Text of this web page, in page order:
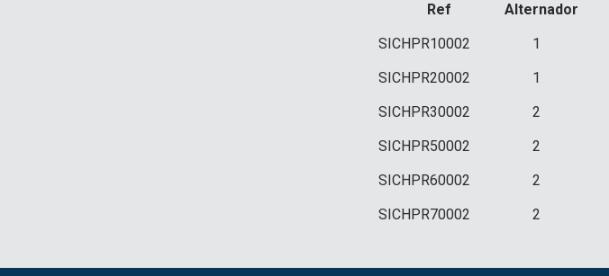
Ref Alternador
SICHPR10002
1
SICHPR20002
1
SICHPR30002
2
SICHPR50002
2
SICHPR60002
2
SICHPR70002
2